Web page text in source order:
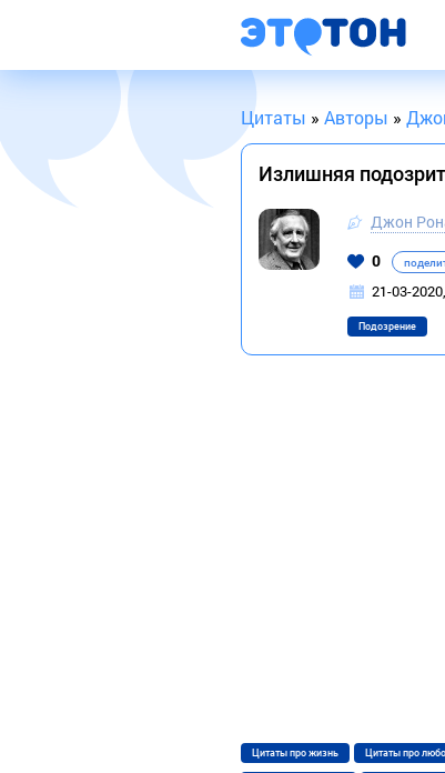
Цитаты » Авторы »
Излишняя
Джон
0
21-03-
Подозрение
Цитаты про жизнь Цитаты про